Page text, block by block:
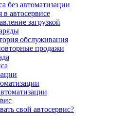
без автоматизации
в автосервисе
загрузкой
обслуживания
продажи
свой автосервис?